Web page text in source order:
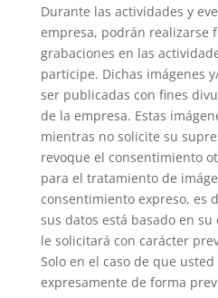
Durante las actividades y
empresa, podrán realizarse
grabaciones en las
participe. Dichas imágenes
ser publicadas con fines
de la empresa. Estas
mientras no solicite su
revoque el consentimiento
para el tratamiento de
consentimiento expreso, es
sus datos está basado en
le solicitará con carácter
Solo en el caso de que
expresamente de forma